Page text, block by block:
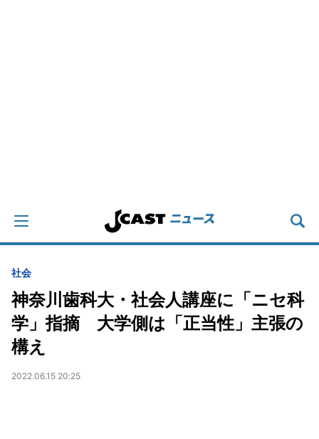
社会
神奈川歯科大・社会人講座に「ニセ科
学」指摘 大学側は「正当性」主張の
構え
2022.06.15 20:25